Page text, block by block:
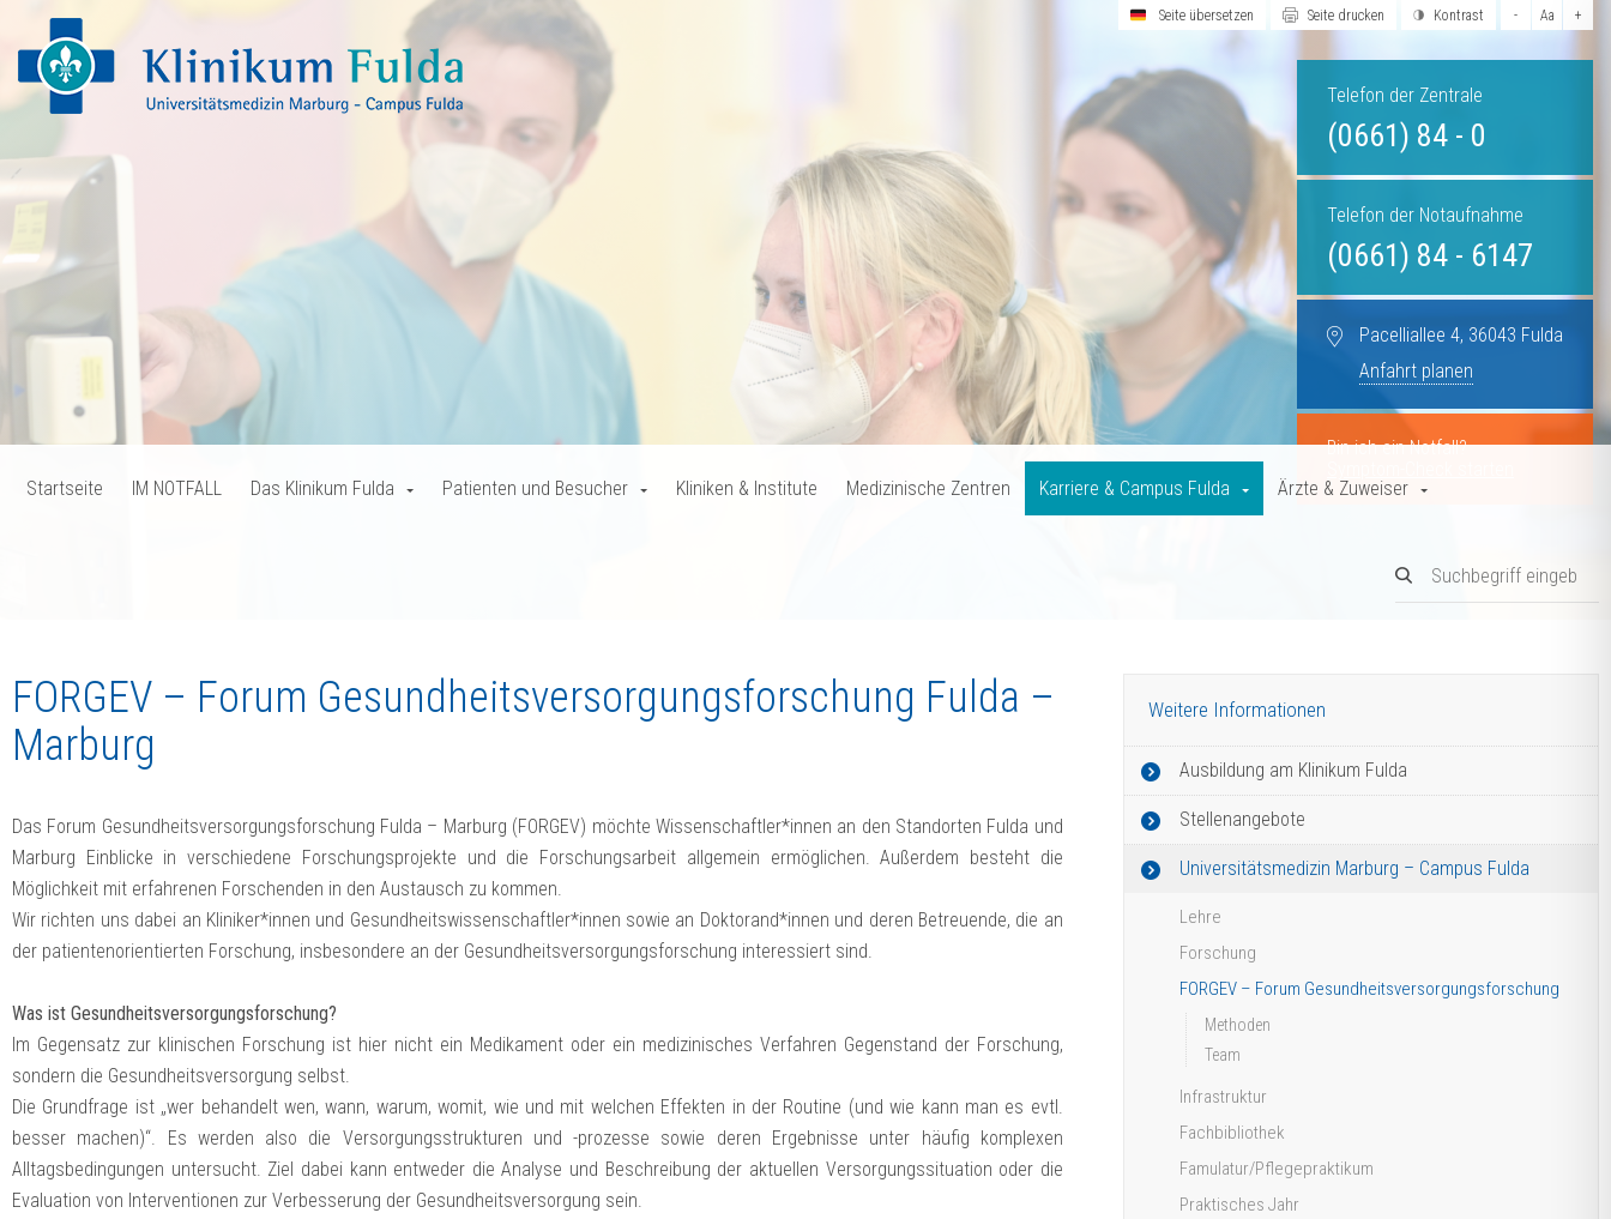
Seite übersetzen Seite drucken Kontrast - Aa +
Telefon der Zentrale
(0661) 84 - 0
Telefon der Notaufnahme
(0661) 84 - 6147
Pacelliallee 4, 36043 Fulda
Anfahrt planen
Bin ich ein Notfall?
Startseite
IM NOTFALL Das Klinikum Fulda Patienten und Besucher Kliniken & Institute Medizinische Zentren Karriere & Campus Fulda Ärzte & Zuweiser
Weitere Informationen
Ausbildung am Klinikum Fulda
Stellenangebote
Universitätsmedizin Marburg – Campus Fulda
Lehre
Forschung
FORGEV – Forum Gesundheitsversorgungsforschung
Methoden
Team
Infrastruktur
Fachbibliothek
Famulatur/Pflegepraktikum
Praktisches Jahr
FORGEV – Forum Gesundheitsversorgungsforschung Fulda –
Marburg
Das Forum Gesundheitsversorgungsforschung Fulda – Marburg (FORGEV) möchte Wissenschaftler*innen an den Standorten Fulda und
Marburg Einblicke in verschiedene Forschungsprojekte und die Forschungsarbeit allgemein ermöglichen. Außerdem besteht die
Möglichkeit mit erfahrenen Forschenden in den Austausch zu kommen.
Wir richten uns dabei an Kliniker*innen und Gesundheitswissenschaftler*innen sowie an Doktorand*innen und deren Betreuende, die an
der patientenorientierten Forschung, insbesondere an der Gesundheitsversorgungsforschung interessiert sind.
Was ist Gesundheitsversorgungsforschung?
Im Gegensatz zur klinischen Forschung ist hier nicht ein Medikament oder ein medizinisches Verfahren Gegenstand der Forschung,
sondern die Gesundheitsversorgung selbst.
Die Grundfrage ist „wer behandelt wen, wann, warum, womit, wie und mit welchen Effekten in der Routine (und wie kann man es evtl.
besser machen)“. Es werden also die Versorgungsstrukturen und -prozesse sowie deren Ergebnisse unter häufig komplexen
Alltagsbedingungen untersucht. Ziel dabei kann entweder die Analyse und Beschreibung der aktuellen Versorgungssituation oder die
Evaluation von Interventionen zur Verbesserung der Gesundheitsversorgung sein.